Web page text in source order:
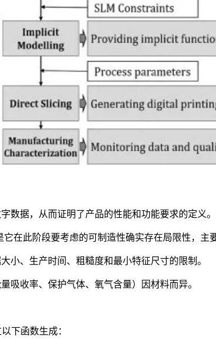
数据，从而证明了产品的性能和功能要求的定义
在此阶段要考虑的可制造性确实存在局限性，主
小、生产时间、粗糙度和最小特征尺寸的限制。
吸收率、保护气体、氧气含量）因材料而异。
下函数生成：